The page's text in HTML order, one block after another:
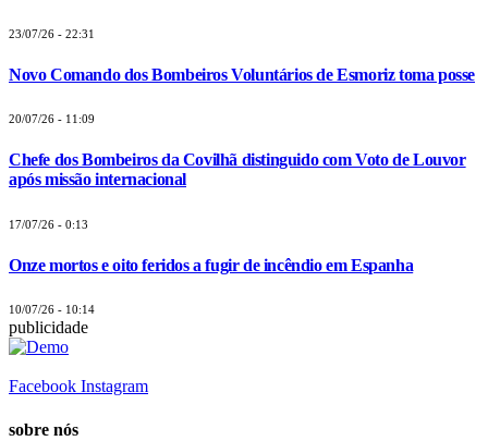
23/07/26 - 22:31
Novo Comando dos Bombeiros Voluntários de Esmoriz toma posse
20/07/26 - 11:09
Chefe dos Bombeiros da Covilhã distinguido com Voto de Louvor
após missão internacional
17/07/26 - 0:13
Onze mortos e oito feridos a fugir de incêndio em Espanha
10/07/26 - 10:14
publicidade
Facebook Instagram
sobre nós